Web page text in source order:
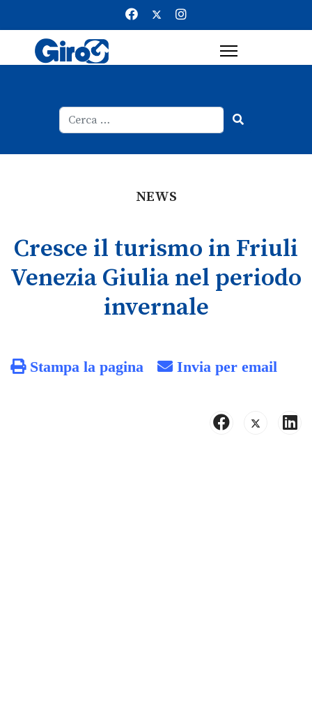
NEWS
Cresce il turismo in Friuli
Venezia Giulia nel periodo
invernale
Stampa la pagina Invia per email